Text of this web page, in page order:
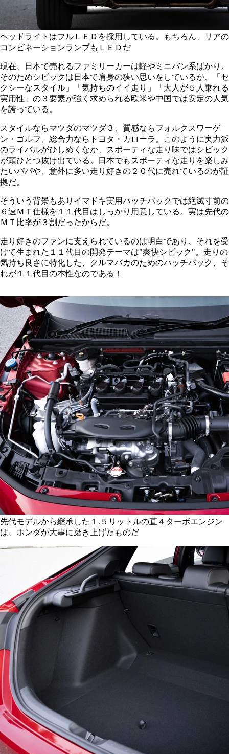
ヘッドライトはフルＬＥＤを採用している。もちろん、リアの
コンビネーションランプもＬＥＤだ
現在、日本で売れるファミリーカーは軽やミニバン系ばかり。
そのためシビックは日本で肩身の狭い思いをしているが、「セ
クシーなスタイル」「気持ちのイイ走り」「大人が５人乗れる
実用性」の３要素が強く求められる欧米や中国では安定の人気
を誇っている。
スタイルならマツダのマツダ３、質感ならフォルクスワーゲ
ン・ゴルフ、総合力ならトヨタ・カローラ。このように実力派
のライバルがひしめくなか、スポーティな走り味ではシビック
が頭ひとつ抜け出ている。日本でもスポーティな走りを楽しみ
たいパパや、意外に多い走り好きの２０代に売れているのが証
拠だ。
そういう背景もありイマドキ実用ハッチバックでは絶滅寸前の
６速ＭＴ仕様を１１代目はしっかり用意している。実は先代の
ＭＴ比率が３割だったからだ。
走り好きのファンに支えられているのは明白であり、それを受
けて生まれた１１代目の開発テーマは"爽快シビック"。走りの
気持ち良さに特化した、クルマバカのためのハッチバック、そ
れが１１代目の本性なのである！
先代モデルから継承した１.５リットルの直４ターボエンジン
は、ホンダが大事に磨き上げたものだ